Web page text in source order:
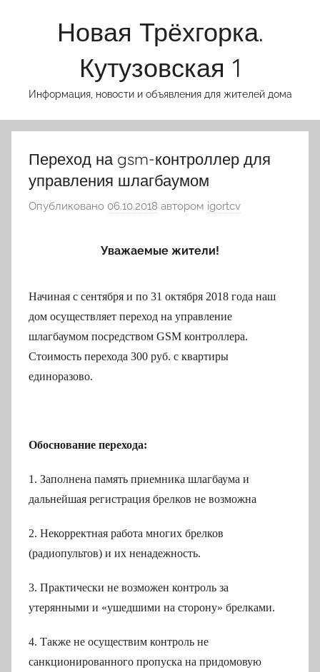
Новая Трёхгорка.
Кутузовская 1
Информация, новости и объявления для жителей дома
Переход на gsm-контроллер для
управления шлагбаумом
Опубликовано 06.10.2018 автором igortcv
Уважаемые жители!
Начиная с сентября и по 31 октября 2018 года наш
дом осуществляет переход на управление
шлагбаумом посредством GSM контроллера.
Стоимость перехода 300 руб. с квартиры
единоразово.
Обоснование перехода:
1. Заполнена память приемника шлагбаума и
дальнейшая регистрация брелков не возможна
2. Некорректная работа многих брелков
(радиопультов) и их ненадежность.
3. Практически не возможен контроль за
утерянными и «ушедшими на сторону» брелками.
4. Также не осуществим контроль не
санкционированного пропуска на придомовую